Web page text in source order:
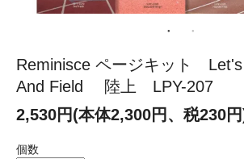
Reminisce ページキット
And Field 陸上 LPY-207
2,530円(本体2,300円、税230
個数